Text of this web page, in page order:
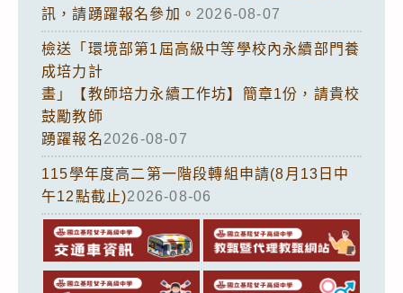
訊，請踴躍報名參加。 2026-08-07
檢送「環境部第1屆高級中等學校內永續部門養
成培力計
畫」【教師培力永續工作坊】簡章1份，請貴校
鼓勵教師
踴躍報名2026-08-07
115學年度高二第一階段轉組申請(8月13日中
午12點截止)2026-08-06